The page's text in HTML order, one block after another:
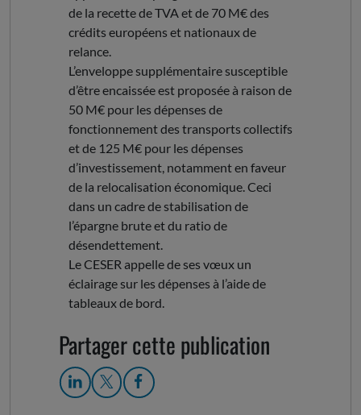
de la recette de TVA et de 70 M€ des
crédits européens et nationaux de
relance.
L’enveloppe supplémentaire susceptible
d’être encaissée est proposée à raison de
50 M€ pour les dépenses de
fonctionnement des transports collectifs
et de 125 M€ pour les dépenses
d’investissement, notamment en faveur
de la relocalisation économique. Ceci
dans un cadre de stabilisation de
l’épargne brute et du ratio de
désendettement.
Le CESER appelle de ses vœux un
éclairage sur les dépenses à l’aide de
tableaux de bord.
Partager cette publication